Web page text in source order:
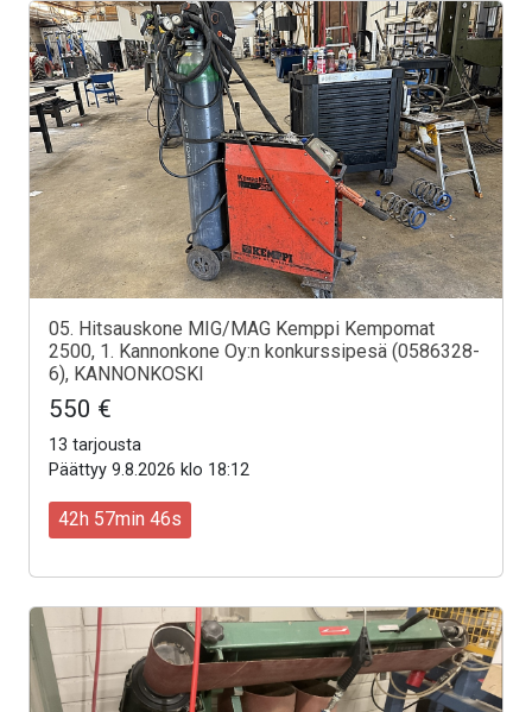
05. Hitsauskone MIG/MAG Kemppi Kempomat
2500, 1. Kannonkone Oy:n konkurssipesä (0586328-
6), KANNONKOSKI
550 €
13 tarjousta
Päättyy 9.8.2026 klo 18:12
42h 57min 44s